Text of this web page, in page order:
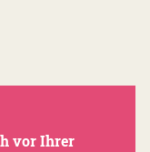
vor Ihrer